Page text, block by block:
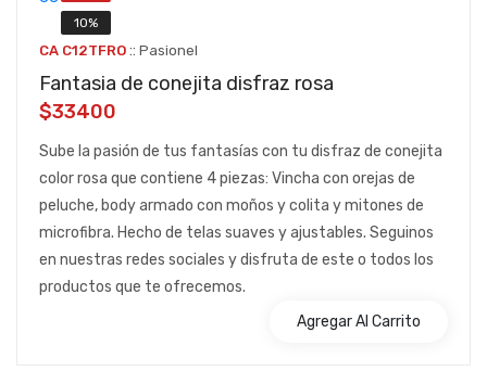
10%
CA C12TFRO :: Pasionel
Fantasia de conejita disfraz rosa
$33400
Sube la pasión de tus fantasías con tu disfraz de conejita
color rosa que contiene 4 piezas: Vincha con orejas de
peluche, body armado con moños y colita y mitones de
microfibra. Hecho de telas suaves y ajustables. Seguinos
en nuestras redes sociales y disfruta de este o todos los
productos que te ofrecemos.
Agregar Al Carrito